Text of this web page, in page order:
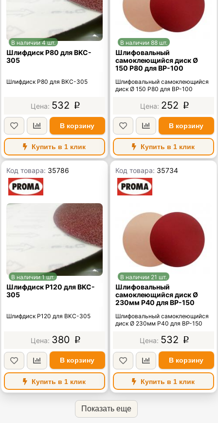
В наличии 4 шт.
Шлифдиск Р80 для BKC-
305
Шлифдиск Р80 для BKC-305
532 p
В корзину
Купить в 1 клик
В наличии 88 шт.
Шлифовальный
самоклеющийся диск Ø
150 Р80 для BP-100
Шлифовальный самоклеющийся
диск Ø 150 Р80 для BP-100
252 p
В корзину
Купить в 1 клик
Код товара: 35786
В наличии 1 шт.
Шлифдиск Р120 для BKC-
305
Шлифдиск Р120 для BKC-305
380 p
В корзину
Купить в 1 клик
Код товара: 35734
В наличии 21 шт.
Шлифовальный
самоклеющийся диск Ø
230мм P40 для BP-150
Шлифовальный самоклеющийся
диск Ø 230мм P40 для BP-150
532 p
В корзину
Купить в 1 клик
Показать еще